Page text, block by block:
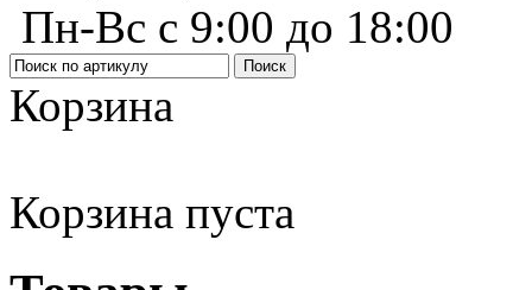
Пн-Вс с 9:00 до 18:00
Корзина
Корзина пуста